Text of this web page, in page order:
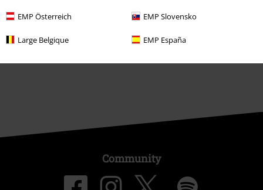
EMP Österreich EMP Slovensko
Large Belgique EMP España
Partnerprogram
Bæredygtighed
Community